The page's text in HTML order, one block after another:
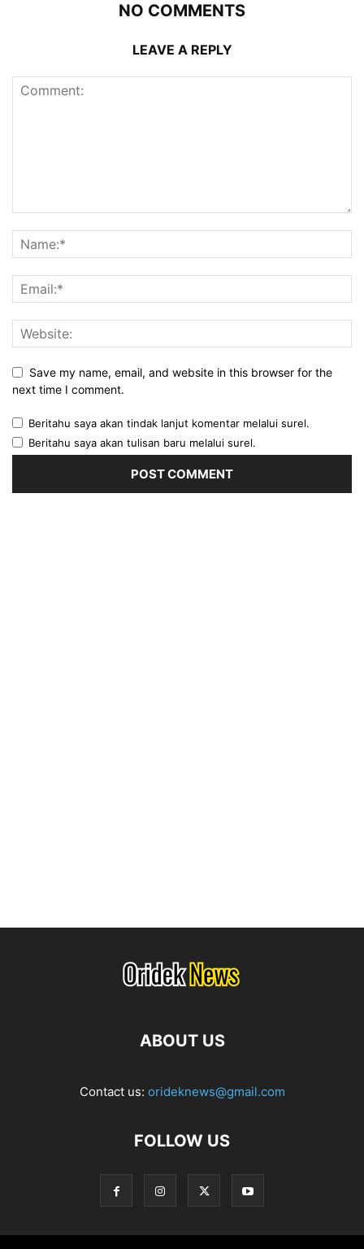
NO COMMENTS
LEAVE A REPLY
Save my name, email, and website in this browser for the
next time I comment.
Beritahu saya akan tindak lanjut komentar melalui surel.
Beritahu saya akan tulisan baru melalui surel.
ABOUT US
Contact us: orideknews@gmail.com
FOLLOW US